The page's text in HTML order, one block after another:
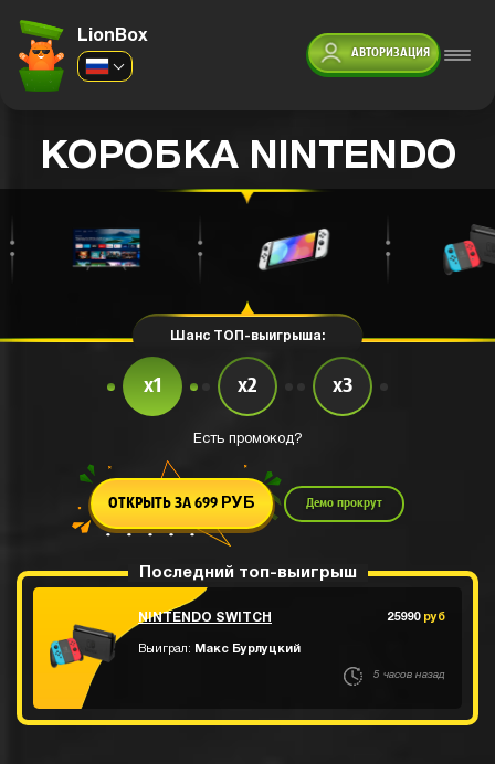
LionBox
АВТОРИЗАЦИЯ
КОРОБКА NINTENDO
Шанс ТОП-выигрыша:
x1 x2 x3
Есть промокод?
ОТКРЫТЬ ЗА 699 РУБ Демо прокрут
Последний топ-выигрыш
NINTENDO SWITCH 25990 руб
Выиграл: Макс Бурлуцкий
5 часов назад